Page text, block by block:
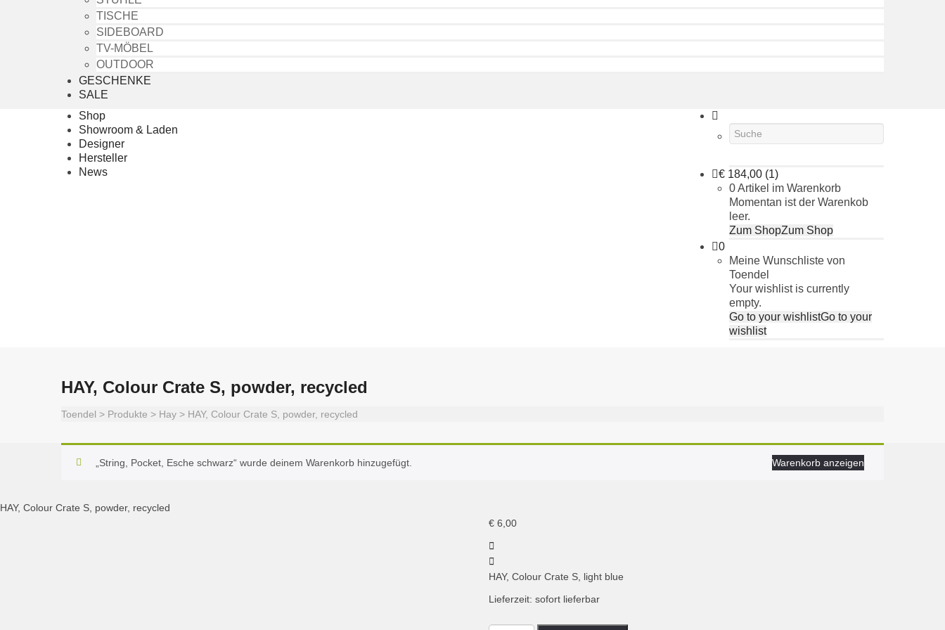
TISCHE
SIDEBOARD
TV-MÖBEL
OUTDOOR
GESCHENKE
SALE
Shop
Showroom & Laden
Designer
Hersteller
News
€ 184,00 (1)
0 Artikel im Warenkorb
Momentan ist der Warenkob
leer.
Zum ShopZum Shop
0
Meine Wunschliste von
Toendel
Your wishlist is currently
empty.
Go to your wishlistGo to your
wishlist
HAY, Colour Crate S, powder, recycled
Toendel > Produkte > Hay > HAY, Colour Crate S, powder, recycled
„String, Pocket, Esche schwarz“ wurde deinem Warenkorb hinzugefügt. Warenkorb anzeigen
HAY, Colour Crate S, powder, recycled
€ 6,00
HAY, Colour Crate S, light blue
Lieferzeit: sofort lieferbar